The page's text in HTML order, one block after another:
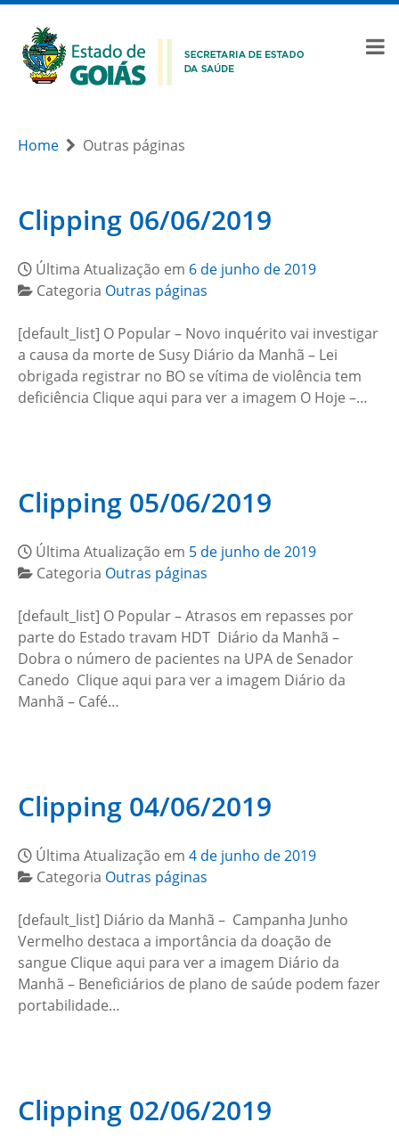
Home Outras páginas
Clipping 06/06/2019
Última Atualização em 6 de junho de 2019
Categoria Outras páginas
[default_list] O Popular – Novo inquérito vai investigar
a causa da morte de Susy Diário da Manhã – Lei
obrigada registrar no BO se vítima de violência tem
deficiência Clique aqui para ver a imagem O Hoje –…
Clipping 05/06/2019
Última Atualização em 5 de junho de 2019
Categoria Outras páginas
[default_list] O Popular – Atrasos em repasses por
parte do Estado travam HDT Diário da Manhã –
Dobra o número de pacientes na UPA de Senador
Canedo Clique aqui para ver a imagem Diário da
Manhã – Café…
Clipping 04/06/2019
Última Atualização em 4 de junho de 2019
Categoria Outras páginas
[default_list] Diário da Manhã – Campanha Junho
Vermelho destaca a importância da doação de
sangue Clique aqui para ver a imagem Diário da
Manhã – Beneficiários de plano de saúde podem fazer
portabilidade…
Clipping 02/06/2019